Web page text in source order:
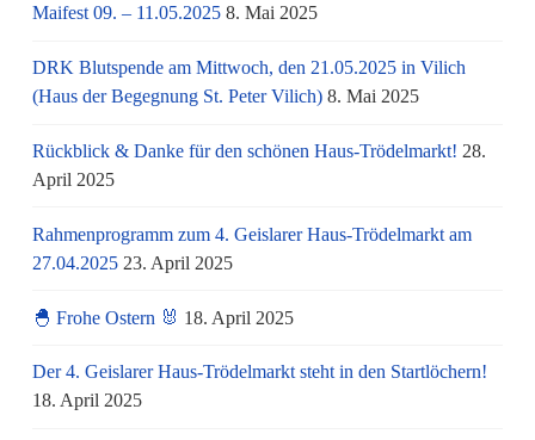
Maifest 09. – 11.05.2025 8. Mai 2025
DRK Blutspende am Mittwoch, den 21.05.2025 in Vilich
(Haus der Begegnung St. Peter Vilich) 8. Mai 2025
Rückblick & Danke für den schönen Haus-Trödelmarkt! 28.
April 2025
Rahmenprogramm zum 4. Geislarer Haus-Trödelmarkt am
27.04.2025 23. April 2025
🐣 Frohe Ostern 🐰 18. April 2025
Der 4. Geislarer Haus-Trödelmarkt steht in den Startlöchern!
18. April 2025